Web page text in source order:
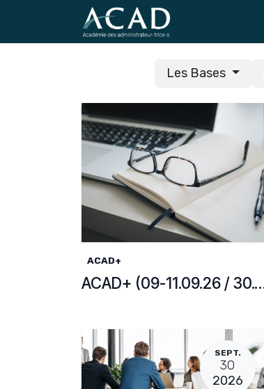
Se rendre au contenu
Les Bases
ACAD+
ACAD+ (09-11.09.26 / 30.09-
SEPT.
30
2026